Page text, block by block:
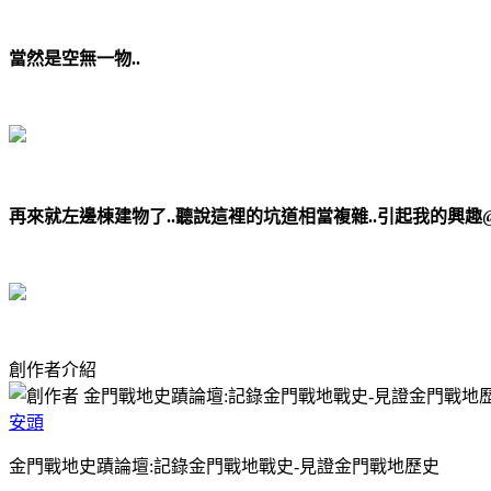
當然是空無一物..
再來就左邊棟建物了..聽說這裡的坑道相當複雜..引起我的興趣
創作者介紹
安頭
金門戰地史蹟論壇:記錄金門戰地戰史-見證金門戰地歷史